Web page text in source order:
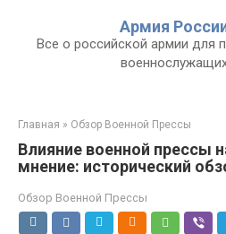
контенту
Армия
Все о российской армии для
Главная » Обзор Военной Прессы
Влияние военной прессы
мнение: исторический
Обзор Военной Прессы